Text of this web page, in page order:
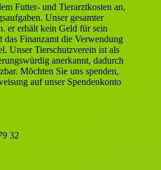
Futter- und Tierarztkosten an,
Unser gesamter
er erhält kein Geld für sein
das Finanzamt die Verwendung
Unser Tierschutzverein ist als
anerkannt, dadurch
Möchten Sie uns spenden,
auf unser Spendenkonto
32